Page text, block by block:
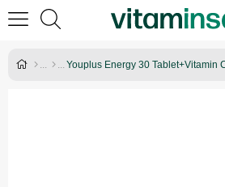
Youplus Energy 30 Tablet+Vitamin